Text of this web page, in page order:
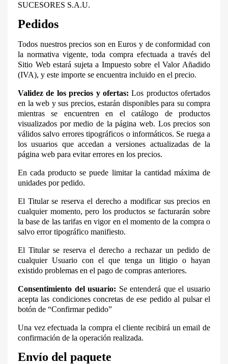
SUCESORES S.A.U.
Pedidos
Todos nuestros precios son en Euros y de conformidad con
la normativa vigente, toda compra efectuada a través del
Sitio Web estará sujeta a Impuesto sobre el Valor Añadido
(IVA), y este importe se encuentra incluido en el precio.
Validez de los precios y ofertas: Los productos ofertados
en la web y sus precios, estarán disponibles para su compra
mientras se encuentren en el catálogo de productos
visualizados por medio de la página web. Los precios son
válidos salvo errores tipográficos o informáticos. Se ruega a
los usuarios que accedan a versiones actualizadas de la
página web para evitar errores en los precios.
En cada producto se puede limitar la cantidad máxima de
unidades por pedido.
El Titular se reserva el derecho a modificar sus precios en
cualquier momento, pero los productos se facturarán sobre
la base de las tarifas en vigor en el momento de la compra o
salvo error tipográfico manifiesto.
El Titular se reserva el derecho a rechazar un pedido de
cualquier Usuario con el que tenga un litigio o hayan
existido problemas en el pago de compras anteriores.
Consentimiento del usuario: Se entenderá que el usuario
acepta las condiciones concretas de ese pedido al pulsar el
botón de “Confirmar pedido”
Una vez efectuada la compra el cliente recibirá un email de
confirmación de la operación realizada.
Envío del paquete